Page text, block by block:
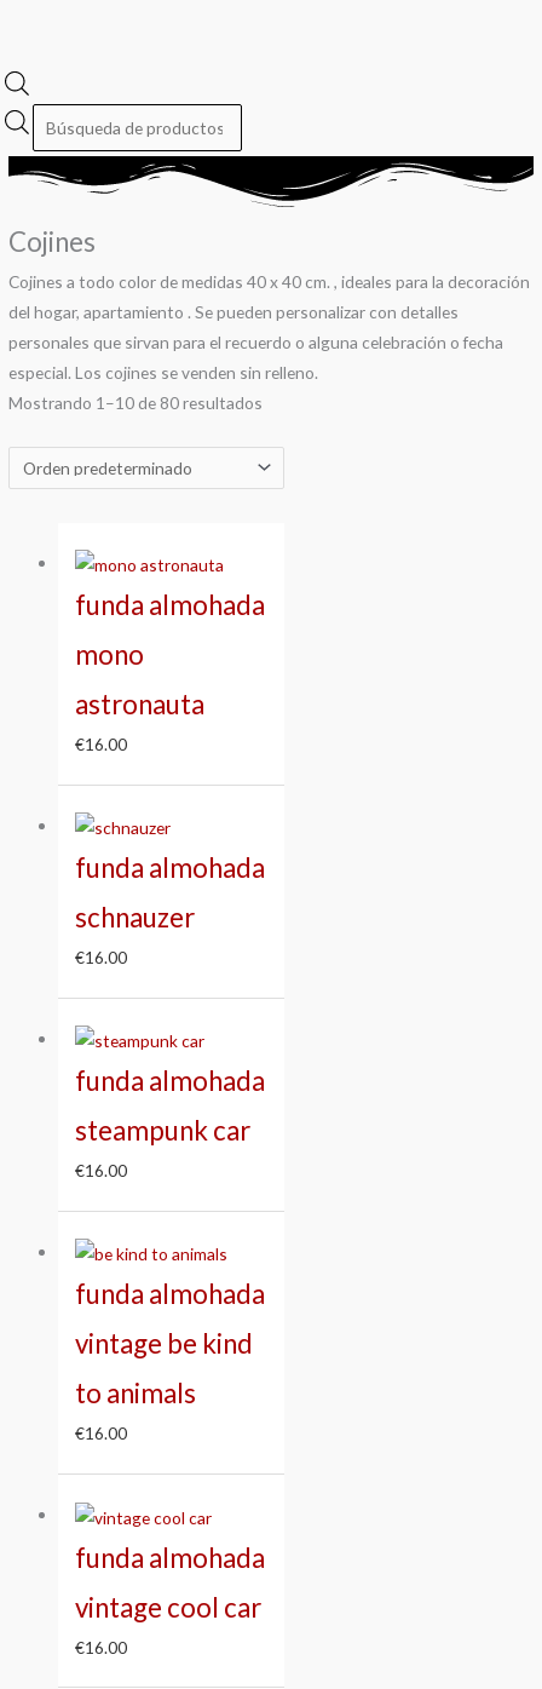
Cojines
Cojines a todo color de medidas 40 x 40 cm. , ideales para la decoración
del hogar, apartamiento . Se pueden personalizar con detalles
personales que sirvan para el recuerdo o alguna celebración o fecha
especial. Los cojines se venden sin relleno.
Mostrando 1–10 de 80 resultados
funda almohada
mono
astronauta
€16.00
funda almohada
schnauzer
€16.00
funda almohada
steampunk car
€16.00
funda almohada
vintage be kind
to animals
€16.00
funda almohada
vintage cool car
€16.00